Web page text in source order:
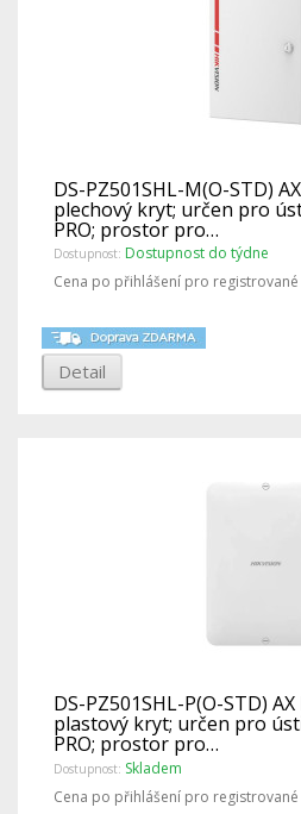
DS-PZ501SHL-M(O-STD)
plechový kryt; určen pro
PRO; prostor pro…
Dostupnost: Dostupnost do týdne
Cena po přihlášení pro registrované
Detail
DS-PZ501SHL-P(O-STD) AX
plastový kryt; určen pro
PRO; prostor pro…
Dostupnost: Skladem
Cena po přihlášení pro registrované